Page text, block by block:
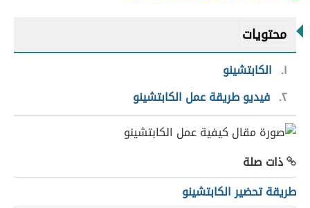
محتويات
١
الكابتشينو
٢ فيديو طريقة عمل الكابتشينو
ذات صلة
طريقة تحضير الكابتشينو